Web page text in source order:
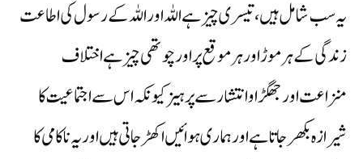
یہ سب شامل ہیں ، تیسری چیز ہے اللہ اور اللہ کے رسول کی اطاعت
زندگی کے ہر موڑ اور ہر موقع پر اور چوتھی چیز ہے اختلاف
منزاعت اور جھگڑا و انتشار سے پرہیز کیونکہ اس سے اجتماعیت کا
شیرازہ بکھر جاتا ہے اور ہماری ہوائیں اکھڑ جاتی ہیں اور یہ ناکامی کا